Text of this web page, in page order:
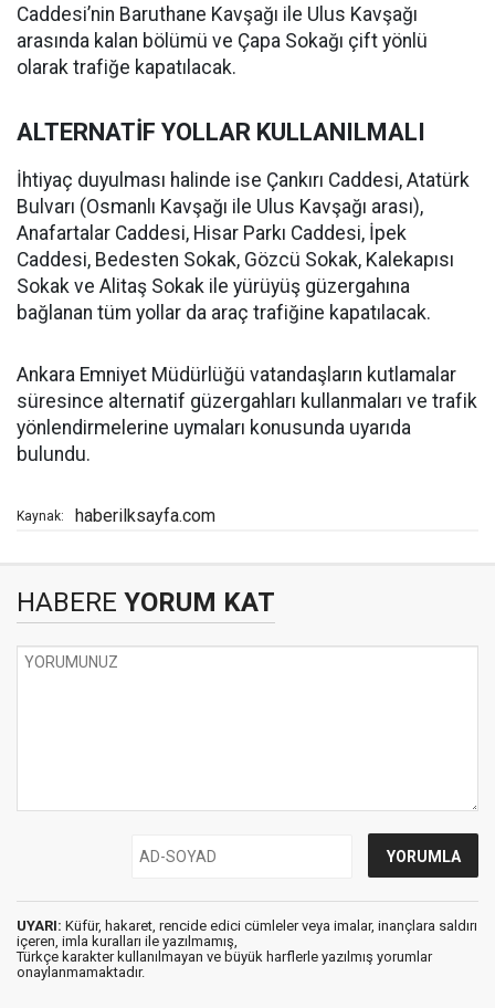
Caddesi’nin Baruthane Kavşağı ile Ulus Kavşağı
arasında kalan bölümü ve Çapa Sokağı çift yönlü
olarak trafiğe kapatılacak.
ALTERNATİF YOLLAR KULLANILMALI
İhtiyaç duyulması halinde ise Çankırı Caddesi, Atatürk
Bulvarı (Osmanlı Kavşağı ile Ulus Kavşağı arası),
Anafartalar Caddesi, Hisar Parkı Caddesi, İpek
Caddesi, Bedesten Sokak, Gözcü Sokak, Kalekapısı
Sokak ve Alitaş Sokak ile yürüyüş güzergahına
bağlanan tüm yollar da araç trafiğine kapatılacak.
Ankara Emniyet Müdürlüğü vatandaşların kutlamalar
süresince alternatif güzergahları kullanmaları ve trafik
yönlendirmelerine uymaları konusunda uyarıda
bulundu.
Kaynak: haberilksayfa.com
HABERE YORUM KAT
UYARI: Küfür, hakaret, rencide edici cümleler veya imalar, inançlara saldırı
içeren, imla kuralları ile yazılmamış,
Türkçe karakter kullanılmayan ve büyük harflerle yazılmış yorumlar
onaylanmamaktadır.